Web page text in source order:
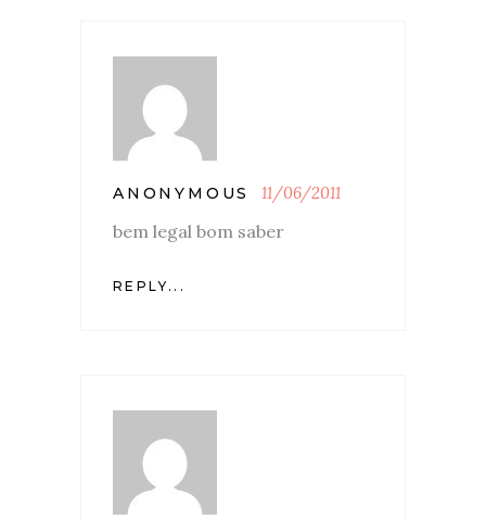
ANONYMOUS 11/06/2011
bem legal bom saber
REPLY...